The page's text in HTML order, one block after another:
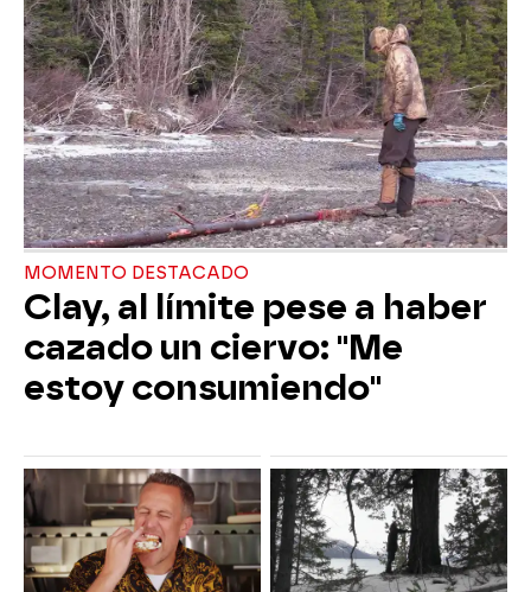
MOMENTO DESTACADO
Clay, al límite pese a haber
cazado un ciervo: "Me
estoy consumiendo"